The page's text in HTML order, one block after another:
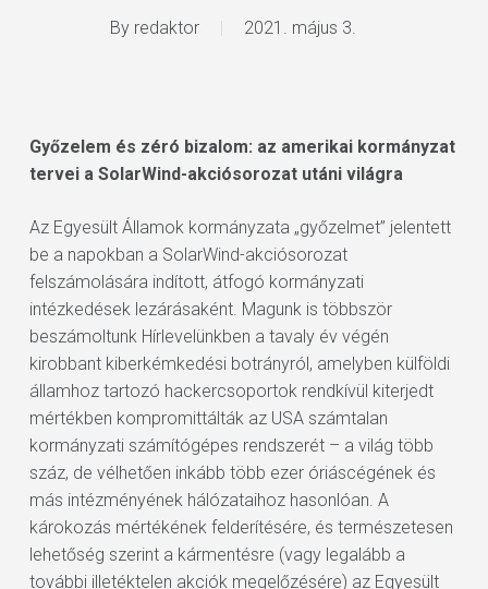
By redaktor 2021. május 3.
Győzelem és zéró bizalom: az amerikai kormányzat
tervei a SolarWind-akciósorozat utáni világra
Az Egyesült Államok kormányzata „győzelmet” jelentett
be a napokban a SolarWind-akciósorozat
felszámolására indított, átfogó kormányzati
intézkedések lezárásaként. Magunk is többször
beszámoltunk Hírlevelünkben a tavaly év végén
kirobbant kiberkémkedési botrányról, amelyben külföldi
államhoz tartozó hackercsoportok rendkívül kiterjedt
mértékben kompromittálták az USA számtalan
kormányzati számítógépes rendszerét – a világ több
száz, de vélhetően inkább több ezer óriáscégének és
más intézményének hálózataihoz hasonlóan. A
károkozás mértékének felderítésére, és természetesen
lehetőség szerint a kármentésre (vagy legalább a
további illetéktelen akciók megelőzésére) az Egyesült